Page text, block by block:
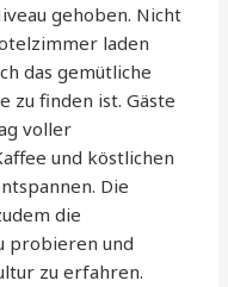
gehoben. Nicht
laden
das gemütliche
zu finden ist. Gäste
voller
und köstlichen
Die
die
probieren und
zu erfahren.